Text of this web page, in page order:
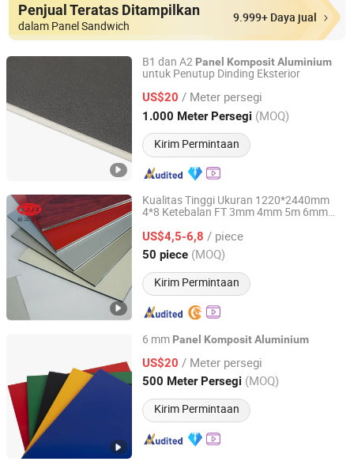
Penjual Teratas Ditampilkan
dalam Panel Sandwich
9.999+ Daya jual
B1 dan A2 Panel KompositAluminium
untuk Penutup Dinding Eksterior
US$20 / Meter persegi
1.000 Meter Persegi (MOQ)
Kirim Permintaan
Zhejiang Geely Decorating Materials Co., Ltd.
Zhejiang, China Harga mulai 2005
Kualitas Tinggi Ukuran 1220*2440mm
4*8 Ketebalan FT 3mm 4mm 5m 6mm
Panel Komposit Aluminium
ACP Dari Polybett
US$4,5-6,8 / piece
50 piece (MOQ)
Kirim Permintaan
Shandong Nanjiang Building Materials Co., Ltd.
Shandong, China Harga mulai 2026
6 mm Panel KompositAluminium
US$20 / Meter persegi
500 Meter Persegi (MOQ)
Kirim Permintaan
Zhejiang Geely Decorating Materials Co., Ltd.
Zhejiang, China Harga mulai 2005